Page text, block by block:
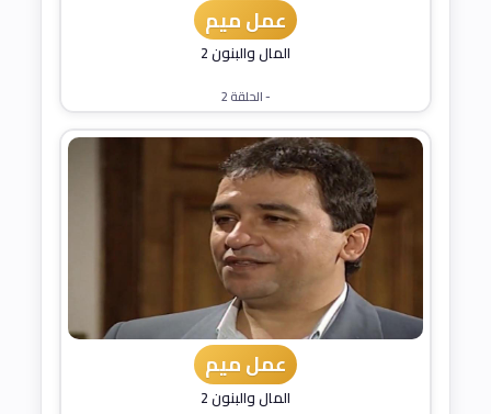
عمل ميم
المال والبنون 2
- الحلقة 2
عمل ميم
المال والبنون 2